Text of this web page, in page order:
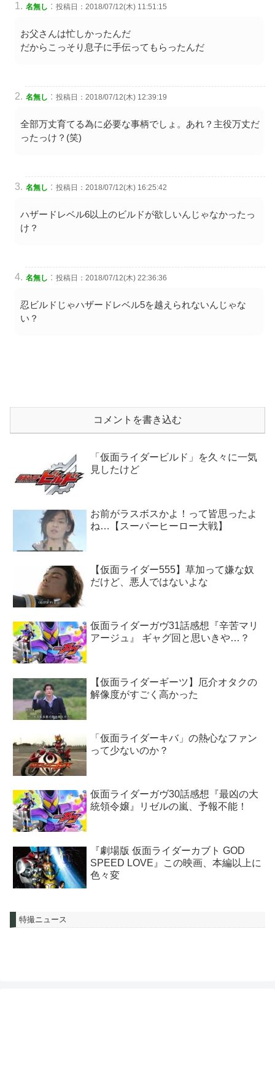
名無し : 投稿日：2018/07/12(木) 11:51:15
お父さんは忙しかったんだ
だからこっそり息子に手伝ってもらったんだ
名無し : 投稿日：2018/07/12(木) 12:39:19
全部万丈育てる為に必要な事柄でしょ。あれ？主役万丈だ
ったっけ？(笑)
名無し : 投稿日：2018/07/12(木) 16:25:42
ハザードレベル6以上のビルドが欲しいんじゃなかったっ
け？
名無し : 投稿日：2018/07/12(木) 22:36:36
忍ビルドじゃハザードレベル5を越えられないんじゃな
い？
コメントを書き込む
「仮面ライダービルド」を久々に一気
見したけど
お前がラスボスかよ！って皆思ったよ
ね…【スーパーヒーロー大戦】
【仮面ライダー555】草加って嫌な奴
だけど、悪人ではないよな
仮面ライダーガヴ31話感想『辛苦マリ
アージュ』 ギャグ回と思いきや…？
【仮面ライダーギーツ】厄介オタクの
解像度がすごく高かった
「仮面ライダーキバ」の熱心なファン
って少ないのか？
仮面ライダーガヴ30話感想『最凶の大
統領令嬢』リゼルの嵐、予報不能！
『劇場版 仮面ライダーカブト GOD
SPEED LOVE』この映画、本編以上に
色々変
特撮ニュース